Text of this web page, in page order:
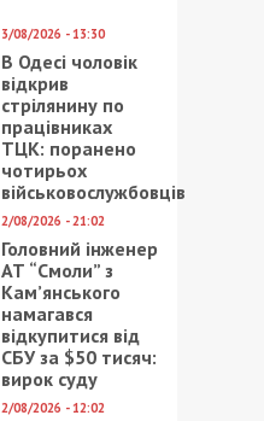
3/08/2026 - 13:30
В Одесі чоловік
відкрив
стрілянину по
працівниках
ТЦК: поранено
чотирьох
військовослужбовців
2/08/2026 - 21:02
Головний інженер
АТ “Смоли” з
Кам’янського
намагався
відкупитися від
СБУ за $50 тисяч:
вирок суду
2/08/2026 - 12:02